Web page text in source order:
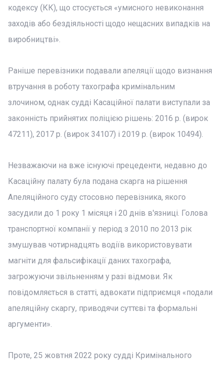
кодексу (КК), що стосується «умисного невиконання
заходів або бездіяльності щодо нещасних випадків на
виробництві».
Раніше перевізники подавали апеляції щодо визнання
втручання в роботу тахографа кримінальним
злочином, однак судді Касаційної палати виступали за
законність прийнятих поліцією рішень: 2016 р. (вирок
47211), 2017 р. (вирок 34107) і 2019 р. (вирок 10494).
Незважаючи на вже існуючі прецеденти, недавно до
Касаційну палату була подана скарга на рішення
Апеляційного суду стосовно перевізника, якого
засудили до 1 року 1 місяця і 20 днів в'язниці. Голова
транспортної компанії у період з 2010 по 2013 рік
змушував чотирнадцять водіїв використовувати
магніти для фальсифікації даних тахографа,
загрожуючи звільненням у разі відмови. Як
повідомляється в статті, адвокати підприємця «подали
апеляційну скаргу, приводячи суттєві та формальні
аргументи».
Проте, 25 жовтня 2022 року судді Кримінального